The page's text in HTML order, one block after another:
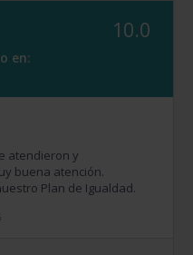
en:
10.0
atendieron y
buena atención.
Plan de Igualdad.